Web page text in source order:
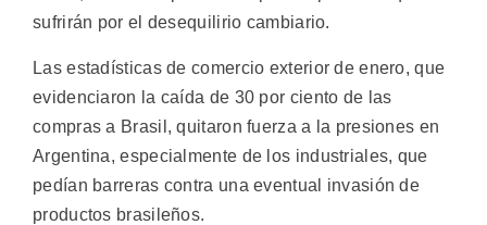
sufrirán por el desequilirio cambiario.
Las estadísticas de comercio exterior de enero, que
evidenciaron la caída de 30 por ciento de las
compras a Brasil, quitaron fuerza a la presiones en
Argentina, especialmente de los industriales, que
pedían barreras contra una eventual invasión de
productos brasileños.